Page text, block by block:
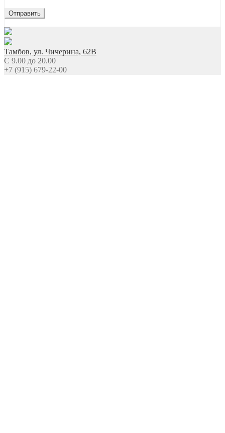
Тамбов, ул. Чичерина, 62В
C 9.00 до 20.00
+7 (915) 679-22-00